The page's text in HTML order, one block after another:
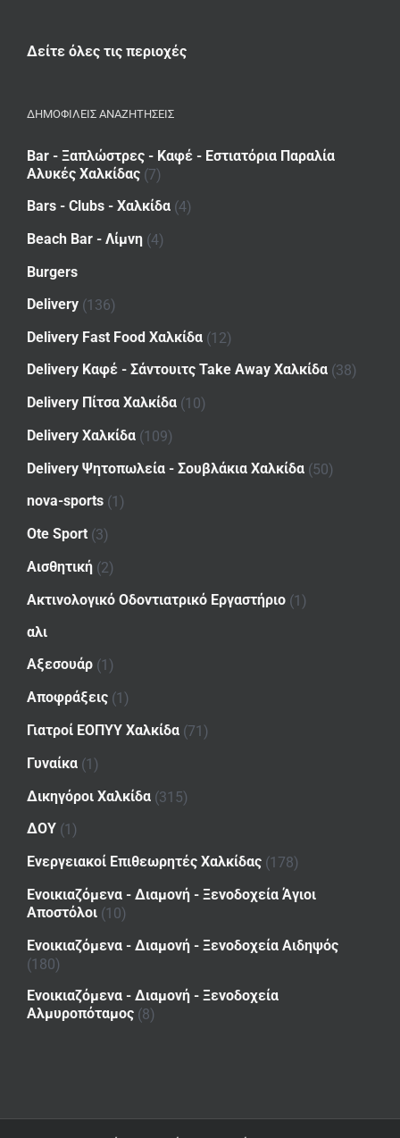
Δείτε όλες τις περιοχές
ΔΗΜΟΦΙΛΕΙΣ ΑΝΑΖΗΤΗΣΕΙΣ
Bar - Ξαπλώστρες - Καφέ - Εστιατόρια Παραλία
Αλυκές Χαλκίδας (7)
Bars - Clubs - Χαλκίδα (4)
Beach Bar - Λίμνη (4)
Burgers
Delivery (136)
Delivery Fast Food Χαλκίδα (12)
Delivery Καφέ - Σάντουιτς Take Away Χαλκίδα (38)
Delivery Πίτσα Χαλκίδα (10)
Delivery Χαλκίδα (109)
Delivery Ψητοπωλεία - Σουβλάκια Χαλκίδα (50)
nova-sports (1)
Ote Sport (3)
Αισθητική (2)
Ακτινολογικό Οδοντιατρικό Εργαστήριο (1)
αλι
Αξεσουάρ (1)
Αποφράξεις (1)
Γιατροί ΕΟΠΥΥ Χαλκίδα (71)
Γυναίκα (1)
Δικηγόροι Χαλκίδα (315)
ΔΟΥ (1)
Ενεργειακοί Επιθεωρητές Χαλκίδας (178)
Ενοικιαζόμενα - Διαμονή - Ξενοδοχεία Άγιοι
Αποστόλοι (10)
Ενοικιαζόμενα - Διαμονή - Ξενοδοχεία Αιδηψός
(180)
Ενοικιαζόμενα - Διαμονή - Ξενοδοχεία
Αλμυροπόταμος (8)